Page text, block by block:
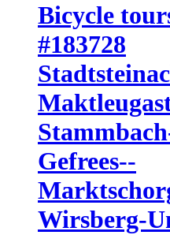
Bicycle
#183728
Gefrees--
Wirsberg-